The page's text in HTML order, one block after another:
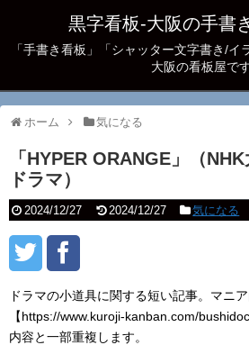
黒字看板‐大阪の手書
「手書き看板」「シャッター文字書き/イ
大阪の看板屋で
ホーム 気になる
「HYPER ORANGE」（
ドラマ）
2024/12/27 2024/12/27 気になる
ドラマの小道具に関する短い記事。マニア
【https://www.kuroji-kanban.com/
内容と一部重複します。